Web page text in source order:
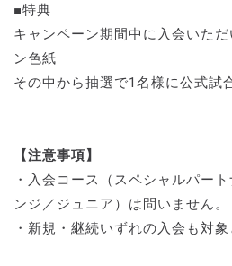
■特典
キャンペーン期間中に入会いた
ン色紙
その中から抽選で1名様に公式試
【注意事項】
・入会コース（スペシャルパー
ンジ／ジュニア）は問いません。
・新規・継続いずれの入会も対